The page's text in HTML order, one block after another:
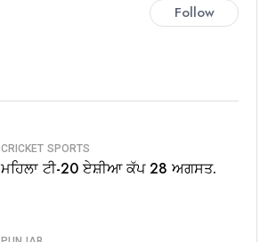
Follow
CRICKET SPORTS
ਮਹਿਲਾ ਟੀ-20 ਏਸ਼ੀਆ ਕੱਪ 28 ਅਗਸਤ.